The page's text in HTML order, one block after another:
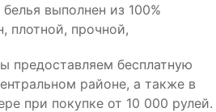
выполнен из 100%
плотной, прочной,
предоставляем бесплатную
районе, а также в
при покупке от 10 000 рулей.